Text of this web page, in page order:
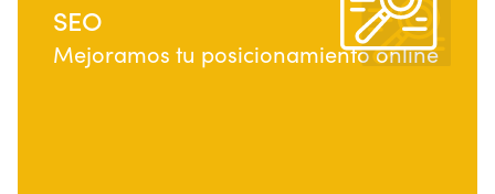
SEO
Mejoramos tu posicionamiento online